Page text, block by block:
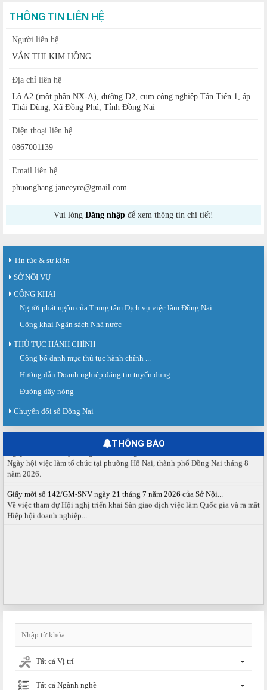
THÔNG TIN LIÊN HỆ
Người liên hệ
VẮN THỊ KIM HỒNG
Địa chỉ liên hệ
Lô A2 (một phần NX-A), đường D2, cụm công nghiệp Tân Tiến 1, ấp
Thái Dũng, Xã Đồng Phú, Tỉnh Đồng Nai
Điện thoại liên hệ
0867001139
Email liên hệ
phuonghang.janeeyre@gmail.com
Vui lòng Đăng nhập để xem thông tin chi tiết!
Tin tức & sự kiện
SỞ NỘI VỤ
CÔNG KHAI
Người phát ngôn của Trung tâm Dịch vụ việc làm Đồng Nai
Công khai Ngân sách Nhà nước
THỦ TỤC HÀNH CHÍNH
Công bố danh mục thủ tục hành chính ...
Hướng dẫn Doanh nghiệp đăng tin tuyển dụng
Đường dây nóng
Chuyển đổi số Đồng Nai
THÔNG BÁO
Sàn giao dịch việc làm lần thứ 08 năm 2026: Hơn 4.300 cơ hội...
Sáng ngày 03/8/2026, Trung tâm Dịch vụ việc làm Đồng Nai tổ chức Sàn giao
Báo cáo kết quả tổ chức Sàn giao dịch việc làm lần thứ 08/2026 ngày 03
tháng 08 năm 2026.
Ngày hội việc làm phường Hố Nai tháng 8 năm 2026
Ngày hội việc làm tổ chức tại phường Hố Nai, thành phố Đồng Nai tháng 8
năm 2026.
Về việc tham dự Hội nghị triển khai Sàn giao dịch việc làm Quốc gia và ra mắt
Hiệp hội doanh nghiệp...
Tất cả Vị trí
Tất cả Ngành nghề